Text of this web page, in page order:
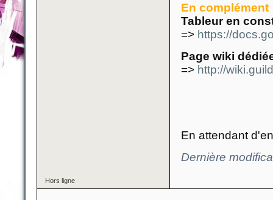
En complément
Tableur en
=> https://
Page wiki
=> http://
En attendant
Dernière
Hors ligne